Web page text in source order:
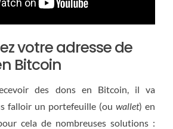
votre adresse de
Bitcoin
des dons en Bitcoin, il va
falloir un portefeuille (ou wallet) en
cela de nombreuses solutions :